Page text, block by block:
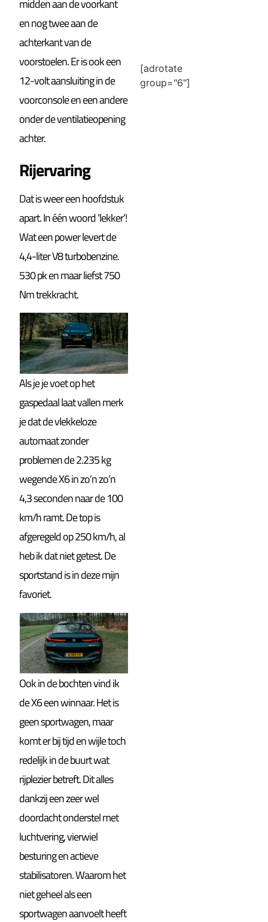
midden aan de voorkant
en nog twee aan de
achterkant van de
voorstoelen. Er is ook een
12-volt aansluiting in de
voorconsole en een andere
onder de ventilatieopening
achter.
Rijervaring
Dat is weer een hoofdstuk
apart. In één woord ‘lekker’!
Wat een power levert de
4,4-liter V8 turbobenzine.
530 pk en maar liefst 750
Nm trekkracht.
Als je je voet op het
gaspedaal laat vallen merk
je dat de vlekkeloze
automaat zonder
problemen de2.235 kg
wegende X6 in zo’n zo’n
4,3 seconden naar de 100
km/h ramt. De top is
afgeregeld op 250 km/h, al
heb ik dat niet getest. De
sportstand is in deze mijn
favoriet.
Ook in de bochten vind ik
de X6 een winnaar. Het is
geen sportwagen, maar
komt er bij tijd en wijle toch
redelijk in de buurt wat
rijplezier betreft.Dit alles
dankzij een zeer wel
doordacht onderstel met
luchtvering, vierwiel
besturing en actieve
stabilisatoren. Waarom het
niet geheel als een
sportwagen aanvoelt heeft
[adrotate
group="6"]